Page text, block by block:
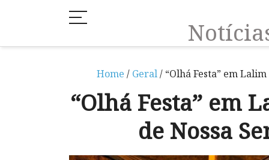
Home / Geral/ “Olhá Festa” em
“Olhá Festa” em
de Nossa